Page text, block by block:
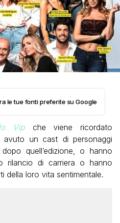
le tue fonti preferite su Google
Vipche viene ricordato
avuto un cast di personaggi
quell’edizione, o hanno
rilancio di carriera o hanno
della loro vita sentimentale.